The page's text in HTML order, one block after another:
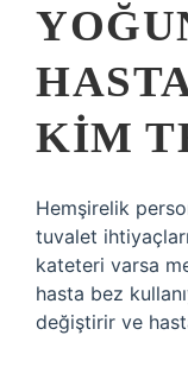
KIM
Hemşirelik
tuvalet
kateteri varsa
hasta bez
değiştirir ve